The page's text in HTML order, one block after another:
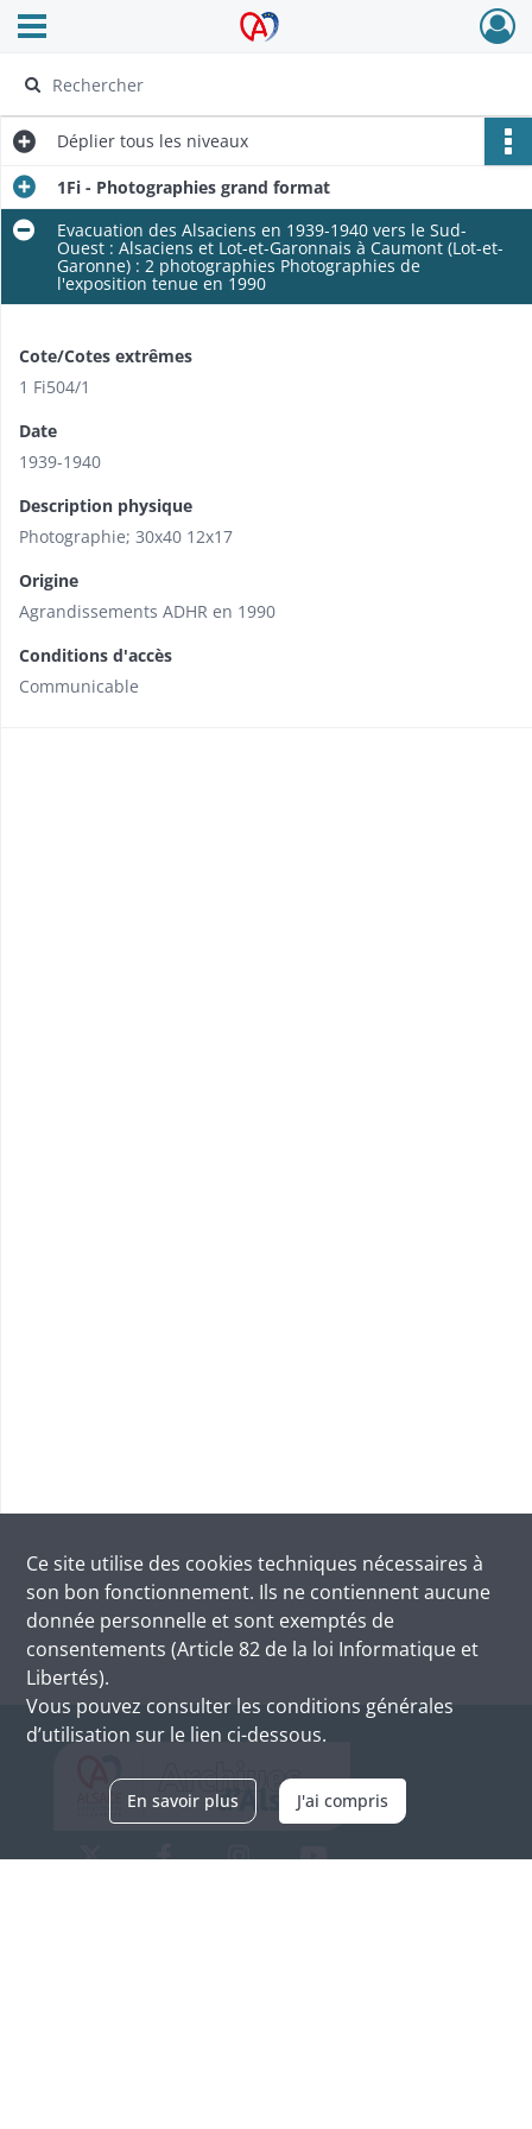
Archives Alsace - Colmar
Ouvrir le menu déroulant
Déplier tous les niveaux
1Fi - Photographies grand format
Evacuation des Alsaciens en 1939-1940 vers le Sud-
Ouest : Alsaciens et Lot-et-Garonnais à Caumont (Lot-et-
Garonne) : 2 photographies Photographies de
l'exposition tenue en 1990
Cote/Cotes extrêmes
1 Fi504/1
Date
1939-1940
Description physique
Photographie; 30x40 12x17
Origine
Agrandissements ADHR en 1990
Conditions d'accès
Communicable
Ce site utilise des cookies techniques nécessaires à
son bon fonctionnement. Ils ne contiennent aucune
donnée personnelle et sont exemptés de
consentements (Article 82 de la loi Informatique et
Libertés).
Vous pouvez consulter les conditions générales
d’utilisation sur le lien ci-dessous.
En savoir plus J'ai compris